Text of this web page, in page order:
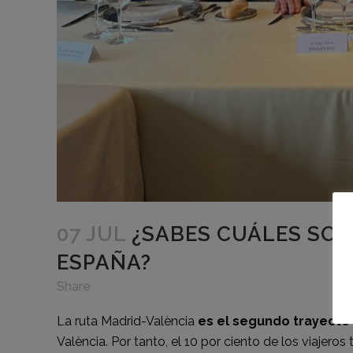
07 JUL ¿SABES CUÁLES
ESPAÑA?
Share
La ruta Madrid-València es el segundo trayecto
València. Por tanto, el 10 por ciento de los